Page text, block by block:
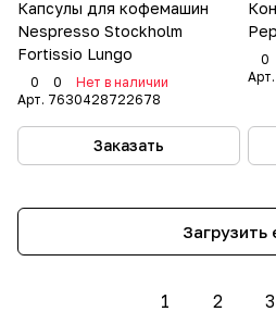
Капсулы для кофемашин
Nespresso Stockholm
Fortissio Lungo
0 0
Нет в наличии
Арт. 7630428722678
Заказать
0
Арт.
Загрузить
1 2 3